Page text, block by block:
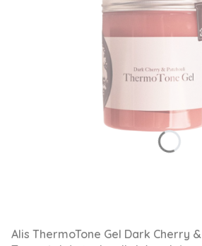
Alis ThermoTone Gel Dark Cherry